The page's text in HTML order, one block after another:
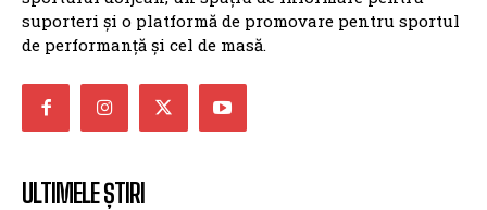
suporteri și o platformă de promovare pentru sportul
de performanță și cel de masă.
ULTIMELE ȘTIRI